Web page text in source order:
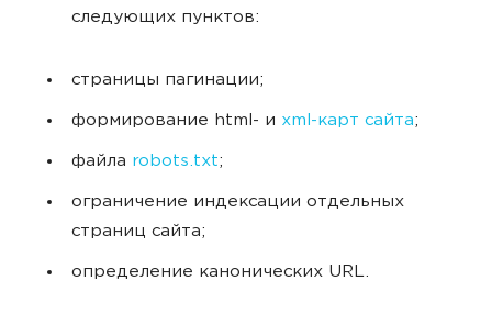
следующих пунктов:
страницы пагинации;
формирование html- и xml-карт сайта;
файла robots.txt;
ограничение индексации отдельных
страниц сайта;
определение канонических URL.